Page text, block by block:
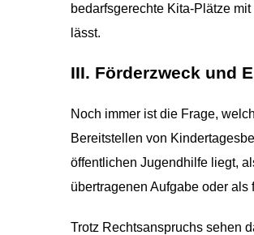
bedarfsgerechte Kita-Plätze
lässt.
III. Förderzweck und
Noch immer ist die Frage,
Bereitstellen von
öffentlichen Jugendhilfe liegt,
übertragenen Aufgabe oder
Trotz Rechtsanspruchs sehen